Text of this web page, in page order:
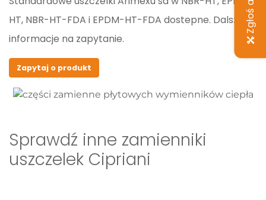
HT, NBR-HT-FDA i EPDM-HT-FDA dostepne. Dalsze
informacje na zapytanie.
Zapytaj o produkt
Sprawdź inne zamienniki
uszczelek Cipriani